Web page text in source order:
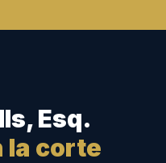
Esq.
la corte